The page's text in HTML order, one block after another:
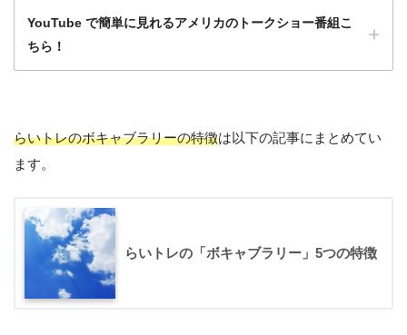
YouTube で簡単に見れるアメリカのトークショー番組こ
ちら！
洋画や海外ドラマももちろんいいけど、トー
クショーは会話がほとんど途切れず、発話量
らいトレのボキャブラリーの特徴は以下の記事にまとめてい
ます。
らいトレの「ボキャブラリー」5つの特徴